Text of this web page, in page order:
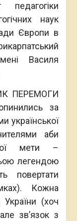
педагогіки
наук
Європи в
Василя
ПЕРЕМОГИ
за
української
аби
мети –
легендою
повертати
Кожна
(хоч
зв’язок з